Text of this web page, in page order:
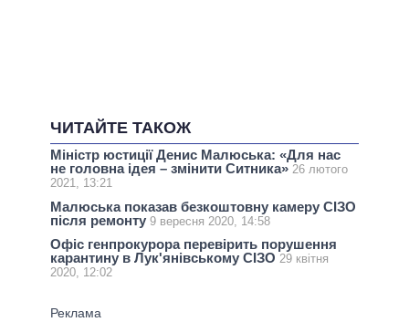
ЧИТАЙТЕ ТАКОЖ
Міністр юстиції Денис Малюська: «Для нас
не головна ідея – змінити Ситника» 26 лютого
2021, 13:21
Малюська показав безкоштовну камеру СІЗО
після ремонту 9 вересня 2020, 14:58
Офіс генпрокурора перевірить порушення
карантину в Лук'янівському СІЗО 29 квітня
2020, 12:02